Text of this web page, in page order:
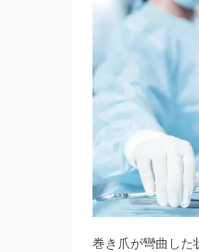
巻き爪が彎曲した